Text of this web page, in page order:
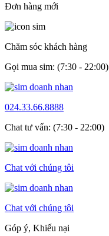
Đơn hàng mới
Chăm sóc khách hàng
Gọi mua sim: (7:30 - 22:00)
024.33.66.8888
Chat tư vấn: (7:30 - 22:00)
Chat với chúng tôi
Chat với chúng tôi
Góp ý, Khiếu nại